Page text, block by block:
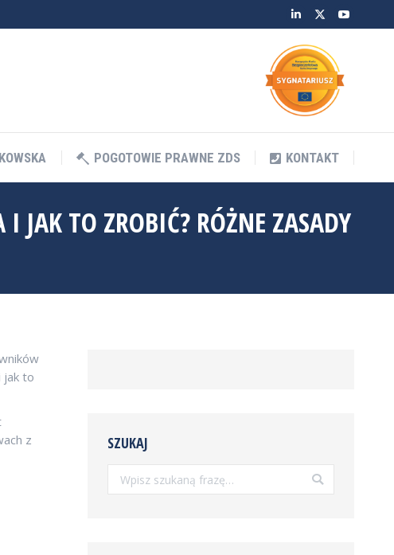
LinkedinTwitterYouTube
POGOTOWIE PRAWNE ZDS KONTAKT
JAK TO ZROBIĆ? RÓŻNE ZASADY
jak to
z
SZUKAJ
POGOTOWIE PRAWNE ZDS KONTAKT